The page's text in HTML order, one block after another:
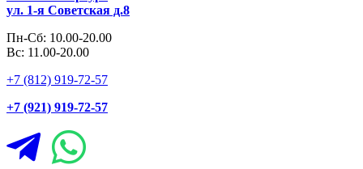
ул. 1-я Советская д.8
Пн-Сб: 10.00-20.00
Вс: 11.00-20.00
+7 (812) 919-72-57
+7 (921) 919-72-57